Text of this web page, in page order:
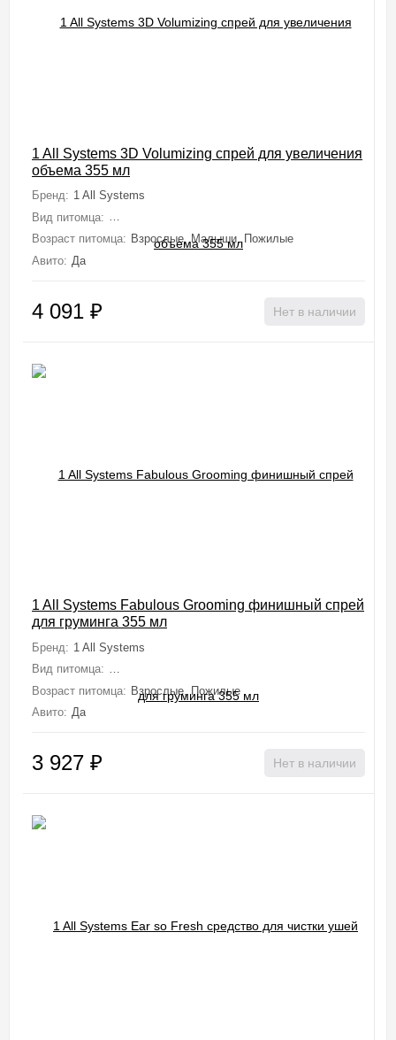
1 All Systems 3D Volumizing спрей для увеличения
объема 355 мл
Бренд: 1 All Systems
Вид питомца: Собаки (Мелкие, Средние, Крупные, Миниатюрные),
Возраст питомца: Взрослые, Малыши, Пожилые
Авито: Да
4 091 ₽ Нет в наличии
1 All Systems Fabulous Grooming финишный спрей
для груминга 355 мл
Бренд: 1 All Systems
Вид питомца: Собаки (Мелкие, Средние, Крупные, Миниатюрные),
Возраст питомца: Взрослые, Пожилые
Авито: Да
3 927 ₽ Нет в наличии